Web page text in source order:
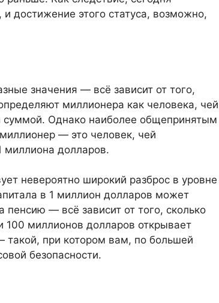
достижение этого статуса, возможно,
значения — всё зависит от того,
миллионера как человека, чей
Однако наиболее общепринятым
— это человек, чей
миллиона долларов.
невероятно широкий разброс в уровне
в 1 миллион долларов может
— всё зависит от того, сколько
100 миллионов долларов открывает
при котором вам, по большей
безопасности.